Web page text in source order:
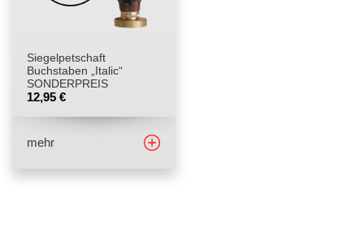
Siegelpetschaft
Buchstaben „Italic“
SONDERPREIS
12,95 €
mehr
Stempelkissen